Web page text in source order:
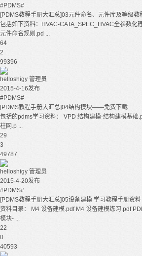
#PDMS#
[PDMS教程手册大汇总]03元件命名、元件库及等级教
包括如下资料：HVAC-CATA_SPEC_HVAC全参数化
元件命名规则.pd ...
64
2
99396
helloshigy 管理员
2015-4-16发布
#PDMS#
[PDMS教程手册大汇总]04结构模块——免费下载
包括的pdms学习资料： VPD 结构建模-结构建模基础
柱网.p ...
29
3
49787
helloshigy 管理员
2015-4-20发布
#PDMS#
[PDMS教程手册大汇总]05设备建模 学习教程手册资料
资料目录： M4 设备建模.pdf M4 设备建模练习.pdf
模块- ...
22
0
40593